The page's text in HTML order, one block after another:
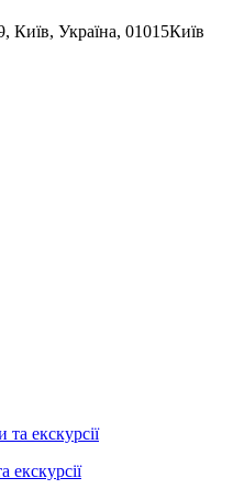
Київ, Україна, 01015Київ